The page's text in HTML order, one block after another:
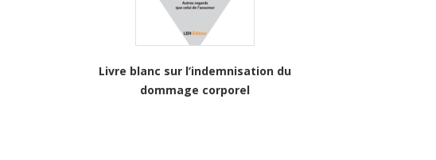
Livre blanc sur l’indemnisation du
dommage corporel